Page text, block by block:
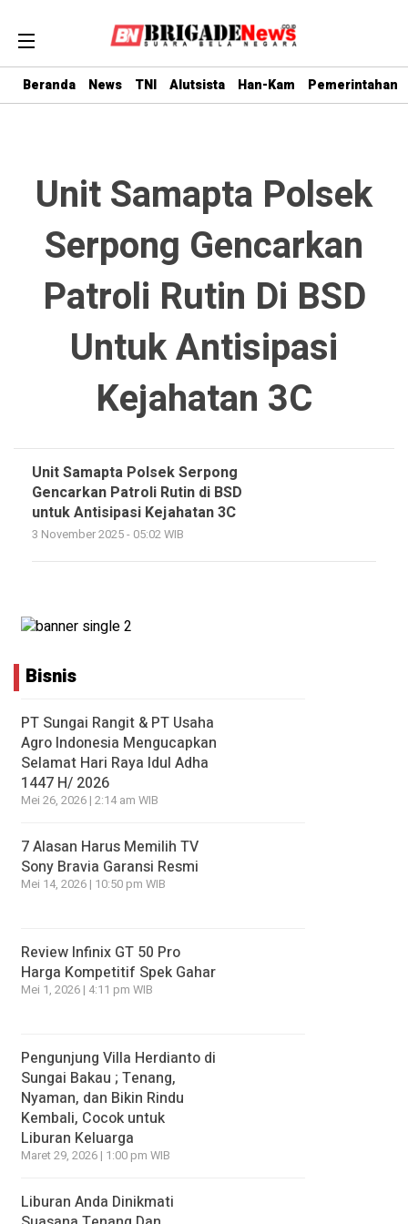
Beranda News TNI Alutsista Han-Kam Pemerintahan
Unit Samapta Polsek
Serpong Gencarkan
Patroli Rutin Di BSD
Untuk Antisipasi
Kejahatan 3C
Unit Samapta Polsek Serpong
Gencarkan Patroli Rutin di BSD
untuk Antisipasi Kejahatan 3C
3 November 2025 - 05:02 WIB
Bisnis
PT Sungai Rangit & PT Usaha
Agro Indonesia Mengucapkan
Selamat Hari Raya Idul Adha
1447 H/ 2026
Mei 26, 2026 | 2:14 am WIB
7 Alasan Harus Memilih TV
Sony Bravia Garansi Resmi
Mei 14, 2026 | 10:50 pm WIB
Review Infinix GT 50 Pro
Harga Kompetitif Spek Gahar
Mei 1, 2026 | 4:11 pm WIB
Pengunjung Villa Herdianto di
Sungai Bakau ; Tenang,
Nyaman, dan Bikin Rindu
Kembali, Cocok untuk
Liburan Keluarga
Maret 29, 2026 | 1:00 pm WIB
Liburan Anda Dinikmati